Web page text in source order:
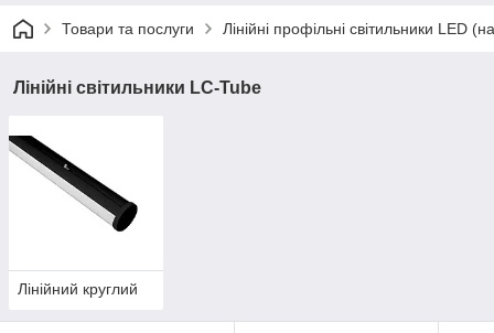
Товари та послуги Лінійні профільні світильники LED
Лінійні світильники LC-Tube
Лінійний круглий